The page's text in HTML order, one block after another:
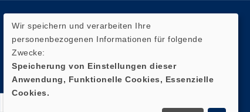
Quicklinks
Impressum
Datenschutz
Wir speichern und verarbeiten Ihre
personenbezogenen Informationen für folgende
Zwecke:
Speicherung von Einstellungen dieser
Anwendung, Funktionelle Cookies, Essenzielle
Cookies.